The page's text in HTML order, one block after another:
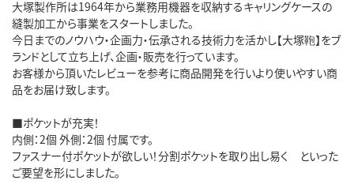
大塚製作所は1964年から業務用機器を収納するキャリングケースの
縫製加工から事業をスタートしました。
今日までのノウハウ・企画力・伝承される技術力を活かし【大塚鞄】をブ
ランドとして立ち上げ、企画・販売を行っています。
お客様から頂いたレビューを参考に商品開発を行いより使いやすい商
品をお届け致します。
■ポケットが充実！
内側：2個 外側：2個 付属です。
ファスナー付ポケットが欲しい！分割ポケットを取り出し易く といった
ご要望を形にしました。